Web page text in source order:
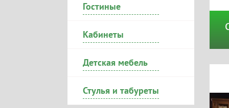
Гостиные
Кабинеты
Детская мебель
Стулья и табуреты